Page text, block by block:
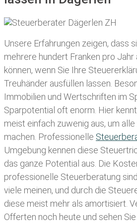
Unsere Erfahrungen zeigen, dass
mehrere hundert Franken pro Jahr
können, wenn Sie Ihre
Treuhänder ausfüllen lassen .
Immobilien und Wertschriften im
Sparpotential oft enorm. Hier
meist einfach zuwenig aus, um
machen. Professionelle
Umgebung kennen diese
das ganze Potential aus. Die
professionelle Steuerberatung
viele meinen, und durch die
diese meist mehr als amortisiert.
Offerten noch heute und sehen